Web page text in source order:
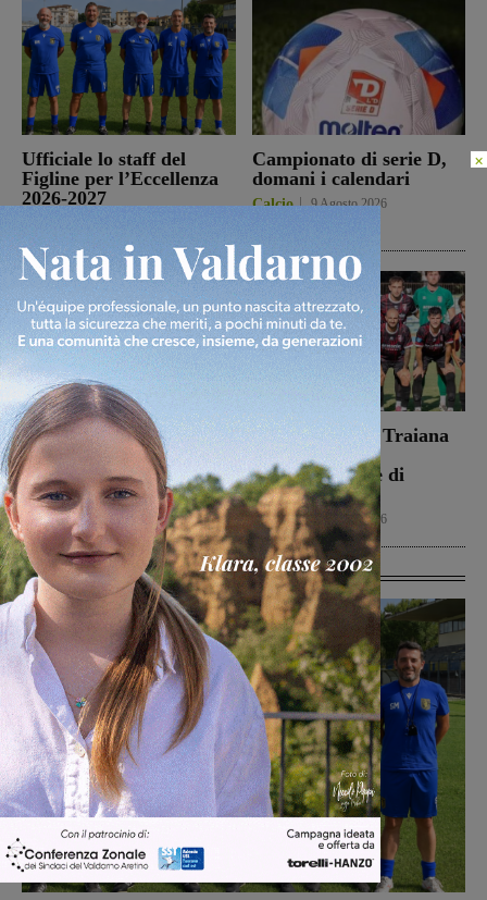
Ufficiale lo staff del
Figline per l’Eccellenza
2026-2027
Campionato di serie D,
domani i calendari
Calcio 9 Agosto 2026
Dal treno all’ospedale, la
vita in “Frammenti”: il
primo libro del
valdarnese Luca Livi
Cultura 9 Agosto 2026
Il Terrranuova Traiana
battuto 3-1
nell’amichevole di
Grosseto
Calcio 8 Agosto 2026
Ultime Calcio
×